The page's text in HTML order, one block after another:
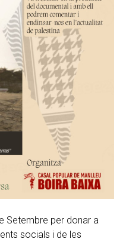
Setembre per donar a
socials i de les